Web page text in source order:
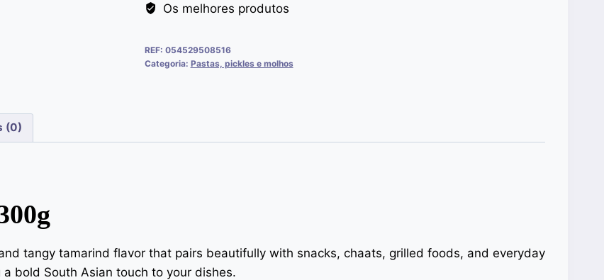
Os melhores produtos
REF: 054529508516
Categoria: Pastas, pickles e molhos
(0)
tangy tamarind flavor that pairs beautifully with snacks, chaats, grilled foods, and everyday
bold South Asian touch to your dishes.